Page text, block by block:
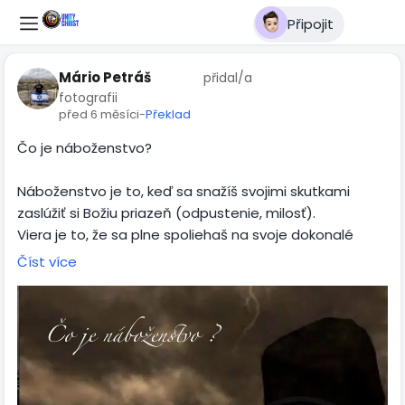
Připojit
Mário Petráš
přidal/a
fotografii
před 6 měsíci-Překlad
Čo je náboženstvo?
Náboženstvo je to, keď sa snažíš svojimi skutkami
zaslúžiť si Božiu priazeň (odpustenie, milosť).
Viera je to, že sa plne spoliehaš na svoje dokonalé
vykúpenie skrze Pána Ježiša Krista, ktoré Boh potvrdil
Z tvojej viery potom majú vychádzať dobré skutky, na
ktoré ťa Boh pripravil (ktoré ti pripravil).
Mŕtve skutky (skutky bez Boha, „dobré nápady mimo
Božieho slova“) nikdy neprodukujú vieru, ale odsúvajú ťa
mimo milosť na vedľajšiu koľaj a to je cesta do kopca,
Číst více